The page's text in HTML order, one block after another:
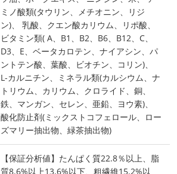
ミノ酸類(タウリン、メチオニン、リジ
ン)、 乳酸、クエン酸カリウム、リポ酸、
ビタミン類( A、B1、B2、B6、B12、C、
D3、E、ベータカロテン、ナイアシン、パ
ントテン酸、葉酸、ビオチン、コリン)、
L-カルニチン、ミネラル類(カルシウム、ナ
トリウム、カリウム、クロライド、銅、
鉄、マンガン、セレン、亜鉛、ヨウ素)、
酸化防止剤(ミックストコフェロール、ロー
ズマリー抽出物、緑茶抽出物)
【保証分析値】たんぱく質22.8％以上、脂
質8.6%以上13.6%以下、粗繊維15.2%以